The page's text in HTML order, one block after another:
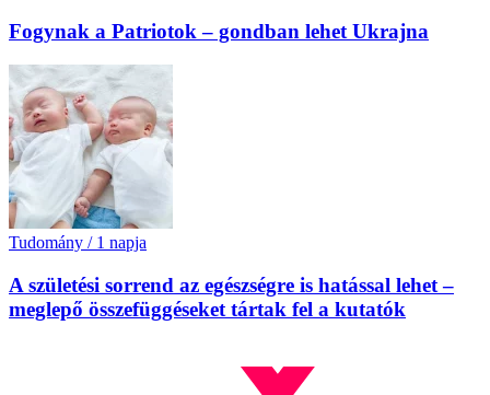
Fogynak a Patriotok – gondban lehet Ukrajna
Tudomány / 1 napja
A születési sorrend az egészségre is hatással lehet –
meglepő összefüggéseket tártak fel a kutatók